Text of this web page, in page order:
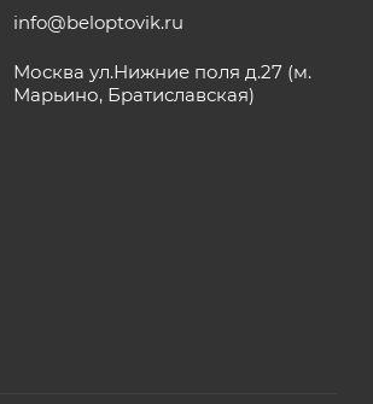
info@beloptovik.ru
Москва ул.Нижние поля д.27 (м.
Марьино, Братиславская)